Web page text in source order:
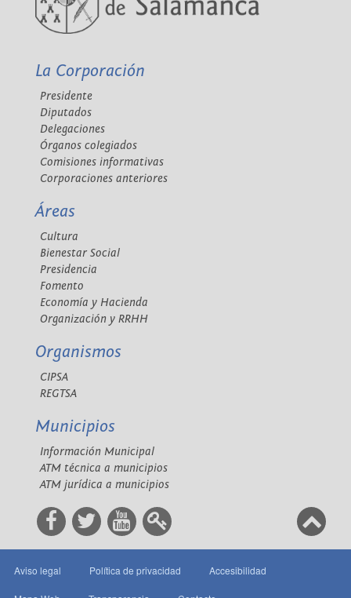
La Corporación
Presidente
Diputados
Delegaciones
Órganos colegiados
Comisiones informativas
Corporaciones anteriores
Áreas
Cultura
Bienestar Social
Presidencia
Fomento
Economía y Hacienda
Organización y RRHH
Organismos
CIPSA
REGTSA
Municipios
Información Municipal
ATM técnica a municipios
ATM jurídica a municipios
Aviso legal Política de privacidad Accesibilidad